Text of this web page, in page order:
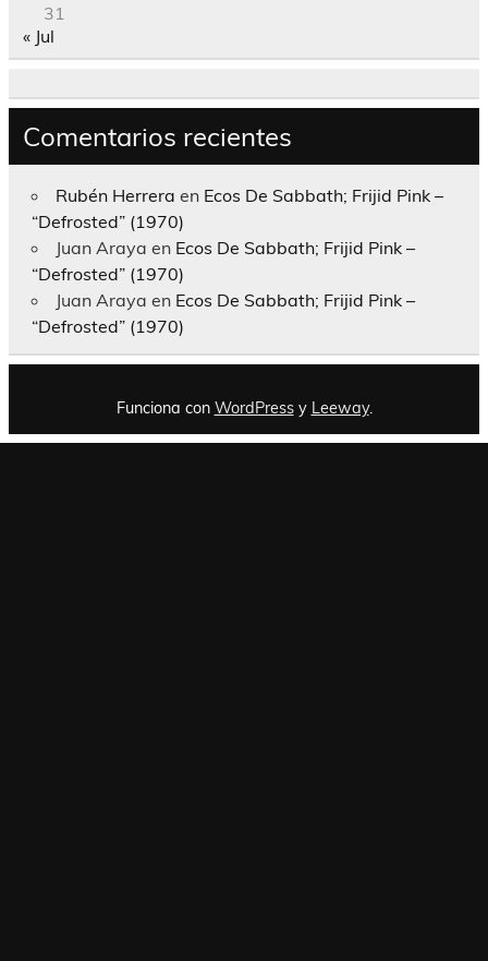
31
« Jul
Comentarios recientes
Rubén Herrera en Ecos De Sabbath; Frijid Pink –
“Defrosted” (1970)
Juan Araya en Ecos De Sabbath; Frijid Pink –
“Defrosted” (1970)
Juan Araya en Ecos De Sabbath; Frijid Pink –
“Defrosted” (1970)
Funciona con WordPressy Leeway.